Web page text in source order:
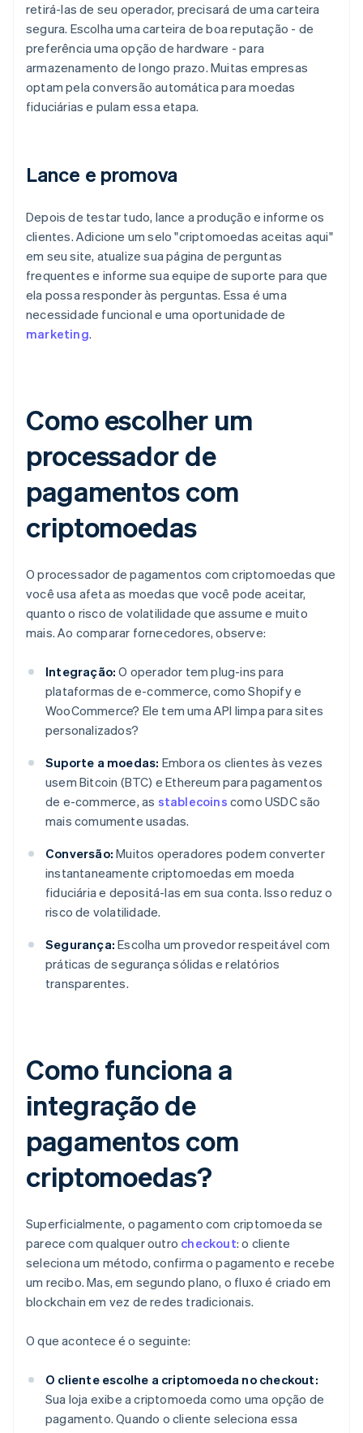
retirá-las de seu operador, precisará de uma carteira
segura. Escolha uma carteira de boa reputação - de
preferência uma opção de hardware - para
armazenamento de longo prazo. Muitas empresas
optam pela conversão automática para moedas
fiduciárias e pulam essa etapa.
Lance e promova
Depois de testar tudo, lance a produção e informe os
clientes. Adicione um selo "criptomoedas aceitas aqui"
em seu site, atualize sua página de perguntas
frequentes e informe sua equipe de suporte para que
ela possa responder às perguntas. Essa é uma
necessidade funcional e uma oportunidade de
marketing.
Como escolher um
processador de
pagamentos com
criptomoedas
O processador de pagamentos com criptomoedas que
você usa afeta as moedas que você pode aceitar,
quanto o risco de volatilidade que assume e muito
mais. Ao comparar fornecedores, observe:
Integração: O operador tem plug-ins para
plataformas de e-commerce, como Shopify e
WooCommerce? Ele tem uma API limpa para sites
personalizados?
Suporte a moedas: Embora os clientes às vezes
usem Bitcoin (BTC) e Ethereum para pagamentos
de e-commerce, as stablecoins como USDC são
mais comumente usadas.
Conversão: Muitos operadores podem converter
instantaneamente criptomoedas em moeda
fiduciária e depositá-las em sua conta. Isso reduz o
risco de volatilidade.
Segurança: Escolha um provedor respeitável com
práticas de segurança sólidas e relatórios
transparentes.
Como funciona a
integração de
pagamentos com
criptomoedas?
Superficialmente, o pagamento com criptomoeda se
parece com qualquer outro checkout: o cliente
seleciona um método, confirma o pagamento e recebe
um recibo. Mas, em segundo plano, o fluxo é criado em
blockchain em vez de redes tradicionais.
O que acontece é o seguinte:
O cliente escolhe a criptomoeda no checkout:
Sua loja exibe a criptomoeda como uma opção de
pagamento. Quando o cliente seleciona essa